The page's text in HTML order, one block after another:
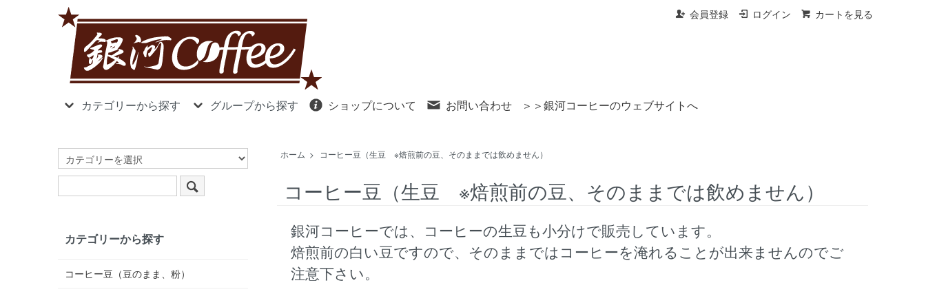
会員登録 ログイン カートを見る
カテゴリーから探す グループから探す ショップについて お問い合わせ ＞＞銀河コーヒーのウェブサイトへ
ホーム > コーヒー豆（生豆 ※焙煎前の豆、そのままでは飲めません）
コーヒー豆（生豆 ※焙煎前の豆、そのままでは飲めません）
銀河コーヒーでは、コーヒーの生豆も小分けで販売しています。
焙煎前の白い豆ですので、そのままではコーヒーを淹れることが出来ませんのでご
注意下さい。
カテゴリーから探す
コーヒー豆（豆のまま、粉）